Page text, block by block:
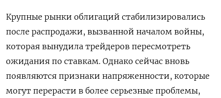
Крупные рынки облигаций стабилизировались
после распродажи, вызванной началом войны,
которая вынудила трейдеров ‌пересмотреть
ожидания по ставкам. Однако сейчас вновь
появляются признаки напряженности, которые
могут перерасти в более серьезные проблемы,